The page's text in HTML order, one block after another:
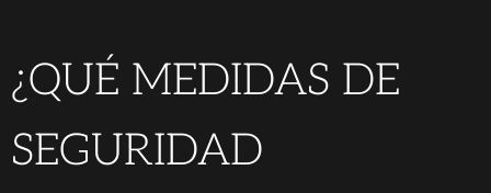
¿QUÉ MEDIDAS DE
SEGURIDAD